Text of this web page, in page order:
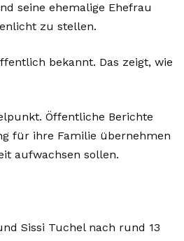
seine ehemalige Ehefrau
zu stellen.
bekannt. Das zeigt, wie
Öffentliche Berichte
für ihre Familie übernehmen
aufwachsen sollen.
Sissi Tuchel nach rund 13